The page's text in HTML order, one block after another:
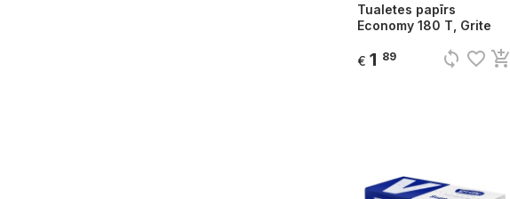
Tualetes papīrs
Economy 180 T, Grite
€ 1 89 sync favorite_border add_shopping_cart